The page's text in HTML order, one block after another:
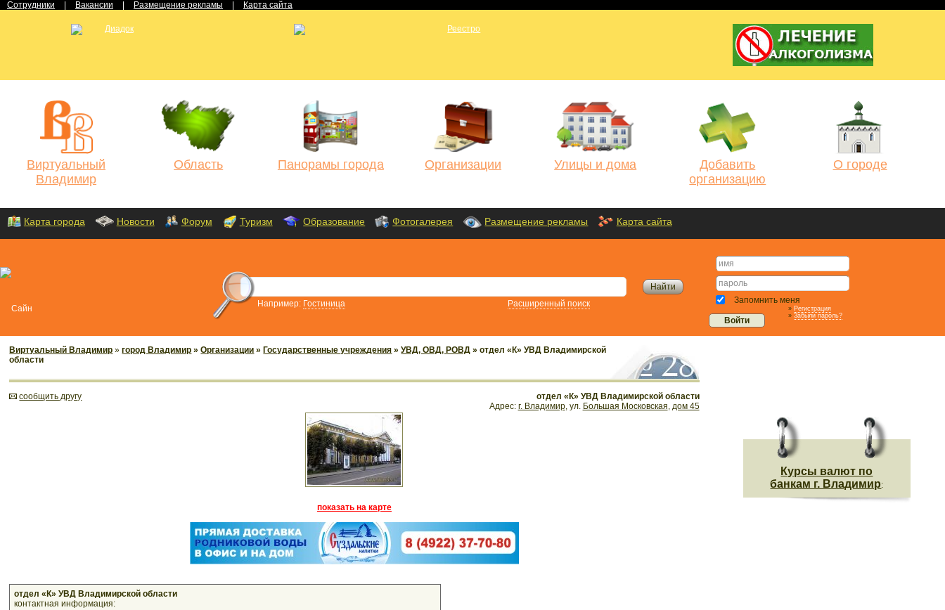
Сотрудники Вакансии Размещение рекламы Карта сайта
Виртуальный
Владимир
Область Панорамы города Организации Улицы и дома
Добавить
организацию
О городе
Карта города Новости Форум Туризм Образование Фотогалерея Размещение рекламы Карта сайта
Например: Гостиница Расширенный поиск Запомнить меня
» Регистрация
» Забыли пароль?
Виртуальный Владимир »город Владимир »Организации » Государственные учреждения »УВД, ОВД, РОВД » отдел «К» УВД Владимирской
области
cообщить другу
отдел «К» УВД Владимирской области
Адрес: г. Владимир, ул. Большая Московская, дом 45
показать на карте
отдел «К» УВД Владимирской области
контактная информация:
Курсы валют по
банкам г. Владимир: